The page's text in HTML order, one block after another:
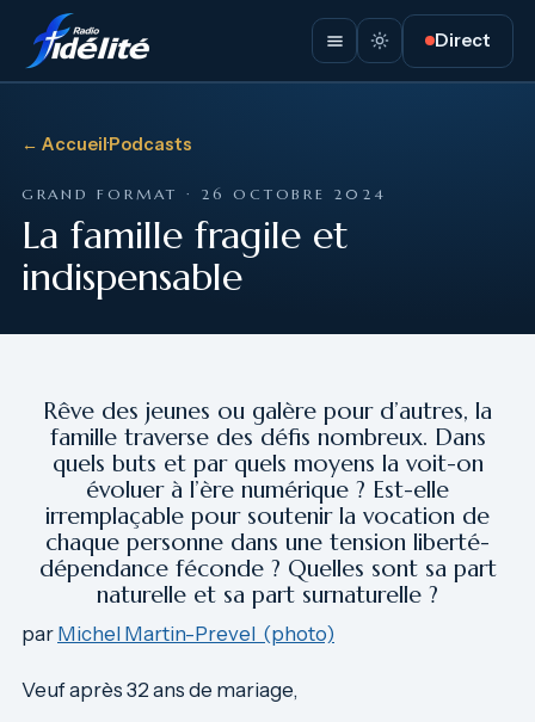
Direct
← Accueil·Podcasts
GRAND FORMAT · 26 OCTOBRE 2024
La famille fragile et
indispensable
Rêve des jeunes ou galère pour d’autres, la
famille traverse des défis nombreux. Dans
quels buts et par quels moyens la voit-on
évoluer à l’ère numérique ? Est-elle
irremplaçable pour soutenir la vocation de
chaque personne dans une tension liberté-
dépendance féconde ? Quelles sont sa part
naturelle et sa part surnaturelle ?
par Michel Martin-Prevel (photo)
Veuf après 32 ans de mariage,